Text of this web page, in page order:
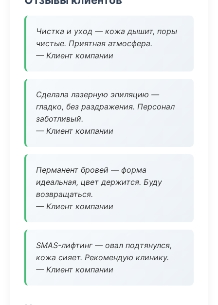
Чистка и уход — кожа дышит, поры
чистые. Приятная атмосфера.
— Клиент компании
Сделала лазерную эпиляцию —
гладко, без раздражения. Персонал
заботливый.
— Клиент компании
Перманент бровей — форма
идеальная, цвет держится. Буду
возвращаться.
— Клиент компании
SMAS-лифтинг — овал подтянулся,
кожа сияет. Рекомендую клинику.
— Клиент компании